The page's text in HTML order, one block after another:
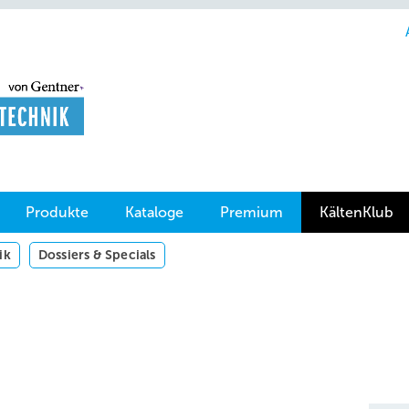
Produkte Kataloge Premium KältenKlub
Dossiers & Specials